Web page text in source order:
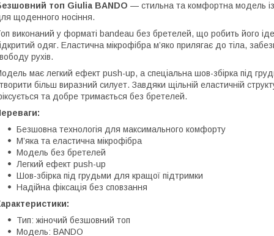
топ Giulia BANDO — стильна та комфортна модель із
щоденного носіння.
виконаний у форматі bandeau без бретелей, що робить його
одяг. Еластична мікрофібра м’яко прилягає до тіла,
рухів.
має легкий ефект push-up, а спеціальна шов-збірка під
більш виразний силует. Завдяки щільній еластичній
та добре тримається без бретелей.
Безшовна технологія для максимального комфорту
М’яка та еластична мікрофібра
Модель без бретелей
Легкий ефект push-up
Шов-збірка під грудьми для кращої підтримки
Надійна фіксація без сповзання
Тип: жіночий безшовний топ
Модель: BANDO